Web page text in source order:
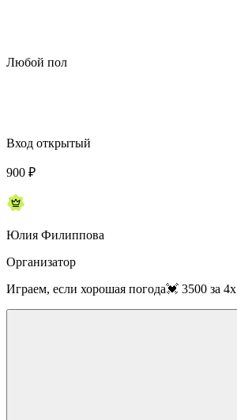
Любой пол
Вход открытый
900 ₽
Юлия Филиппова
Организатор
Играем, если хорошая погода💓 3500 за 4х